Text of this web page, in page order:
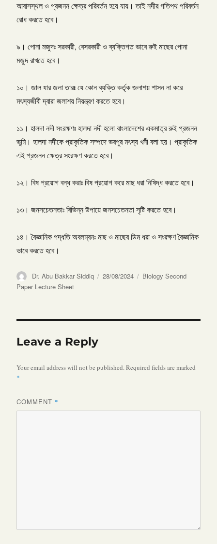
আবাসস্থল ও প্রজনন ক্ষেত্র পরিবর্তন হয়ে যায়। তাই নদীর গতিপথ পরিবর্তন
রোধ করতে হবে।
৯। পোনা মজুদঃ সরকারী, বেসরকারী ও ব্যক্তিগত ভাবে রুই মাছের পোনা
মজুদ রাখতে হবে।
১০। জাল যার জলা তারঃ যে কোন ব্যক্তি কর্তৃক জলাশয় শাসন না করে
মৎস্যজীবী দ্বারা জলাশয় নিয়ন্ত্রণ করতে হবে।
১১। হালদা নদী সংরক্ষণঃ হালদা নদী হলো বাংলাদেশের একমাত্র রুই প্রজনন
ভুমি। হালদা নদীকে প্রাকৃতিক সম্পদে ভরপুর মৎস্য খনী বলা হয়। প্রাকৃতিক
এই প্রজনন ক্ষেত্র সংরক্ষণ করতে হবে।
১২। বিষ প্রয়োগ বন্ধ করাঃ বিষ প্রয়োগ করে মাছ ধরা নিষিদ্ধ করতে হবে।
১৩। জনসচেতনতাঃ বিভিন্ন উপায়ে জনসচেতনতা সৃষ্টি করতে হবে।
১৪। বৈজ্ঞানিক পদ্ধতি অবলম্বনঃ মাছ ও মাছের ডিম ধরা ও সংরক্ষণ বৈজ্ঞানিক
ভাবে করতে হবে।
Author
Dr. Abu Bakkar Siddiq
Posted
28/08/2024 Categories
Biology Second
Paper Lecture Sheet
Leave a Reply
Your email address will not be published.Required fields are marked
*
COMMENT *